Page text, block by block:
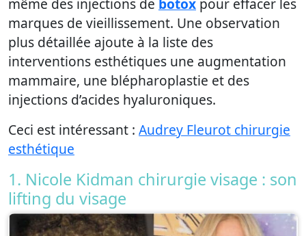
même des injections de botox pour effacer les
marques de vieillissement. Une observation
plus détaillée ajoute à la liste des
interventions esthétiques une augmentation
mammaire, une blépharoplastie et des
injections d’acides hyaluroniques.
Ceci est intéressant : Audrey Fleurot chirurgie
esthétique
1. Nicole Kidman chirurgie visage : son
lifting du visage